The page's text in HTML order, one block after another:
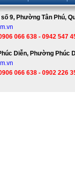
9, Phường Tân Phú,
066 638 - 0942 547
Diễn, Phường Phúc
066 638 - 0902 226